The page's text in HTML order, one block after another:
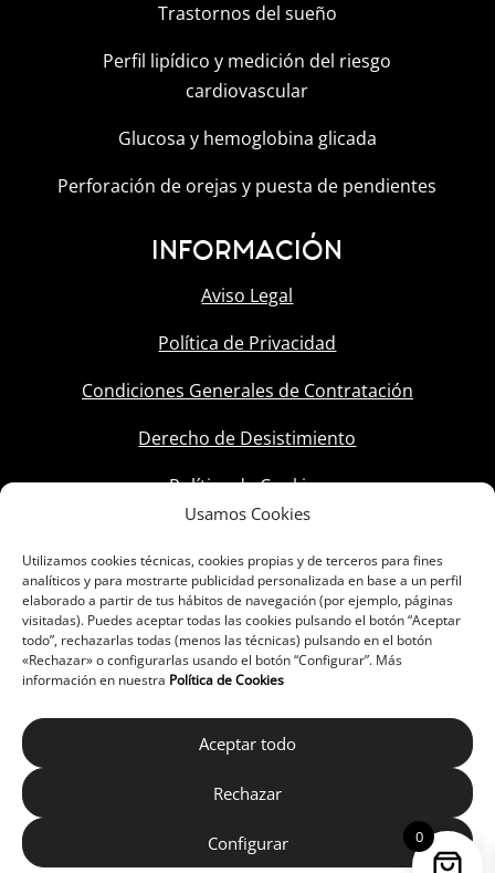
Usamos Cookies
Utilizamos cookies técnicas, cookies propias y de terceros para fines
analíticos y para mostrarte publicidad personalizada en base a un perfil
elaborado a partir de tus hábitos de navegación (por ejemplo, páginas
visitadas). Puedes aceptar todas las cookies pulsando el botón “Aceptar
todo”, rechazarlas todas (menos las técnicas) pulsando en el botón
«Rechazar» o configurarlas usando el botón “Configurar”. Más
información en nuestra Política de Cookies
Aceptar todo
Rechazar
Configurar
Trastornos del sueño
Perfil lipídico y medición del riesgo
cardiovascular
Glucosa y hemoglobina glicada
Perforación de orejas y puesta de pendientes
INFORMACIÓN
Aviso Legal
Política de Privacidad
Condiciones Generales de Contratación
Derecho de Desistimiento
Política de Cookies
0